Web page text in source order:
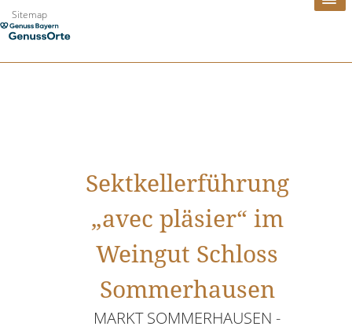
Zum
Inhalt
Sitemap
Sektkellerführung
„avec pläsier“ im
Weingut Schloss
Sommerhausen
MARKT SOMMERHAUSEN -